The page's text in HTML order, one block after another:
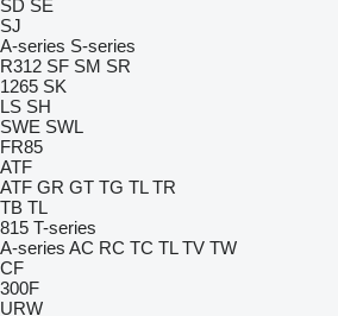
SD SE
SJ
A-series S-series
R312 SF SM SR
1265 SK
LS SH
SWE SWL
FR85
ATF
ATF GR GT TG TL TR
TB TL
815 T-series
A-series AC RC TC TL TV TW
CF
300F
URW